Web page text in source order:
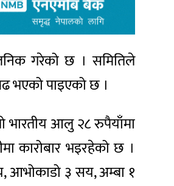
गरेको छ । समितिले
भएको पाइएको छ ।
भारतीय आलु २८ रुपैयाँमा
कारोबार भइरहेको छ ।
आभोकाडो ३ सय, अम्बा १